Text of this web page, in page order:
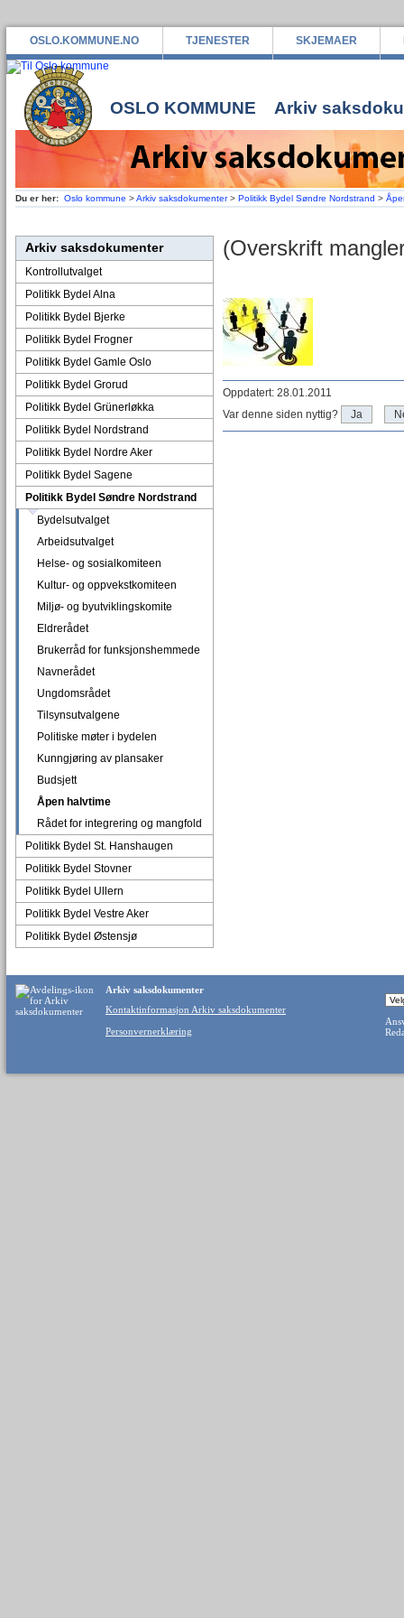
OSLO.KOMMUNE.NO TJENESTER SKJEMAER
OSLO KOMMUNE Arkiv
Du er her: Oslo kommune >Arkiv saksdokumenter> Politikk Bydel Søndre Nordstrand >
Arkiv saksdokumenter
Kontrollutvalget
Politikk Bydel Alna
Politikk Bydel Bjerke
Politikk Bydel Frogner
Politikk Bydel Gamle Oslo
Politikk Bydel Grorud
Politikk Bydel Grünerløkka
Politikk Bydel Nordstrand
Politikk Bydel Nordre Aker
Politikk Bydel Sagene
Politikk Bydel Søndre Nordstrand
Bydelsutvalget
Arbeidsutvalget
Helse- og sosialkomiteen
Kultur- og oppvekstkomiteen
Miljø- og byutviklingskomite
Eldrerådet
Brukerråd for funksjonshemmede
Navnerådet
Ungdomsrådet
Tilsynsutvalgene
Politiske møter i bydelen
Kunngjøring av plansaker
Budsjett
Åpen halvtime
Rådet for integrering og mangfold
Politikk Bydel St. Hanshaugen
Politikk Bydel Stovner
Politikk Bydel Ullern
Politikk Bydel Vestre Aker
Politikk Bydel Østensjø
(Overskrift
Oppdatert: 28.01.2011
Var denne siden nyttig?
Ja
Arkiv saksdokumenter
Kontaktinformasjon Arkiv saksdokumenter
Personvernerklæring